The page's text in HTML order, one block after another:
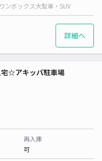
ワンボックス大型車・SUV
詳細へ
☆アキッパ駐車場
再入庫
可